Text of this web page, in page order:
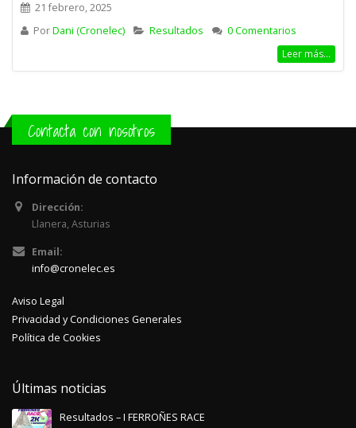
21 febrero, 2025
PorDani (Cronelec) Resultados
0 Comentarios
Leer más...
Contacta con nosotros
Información de contacto
Dirección:
Llanera, Asturias
Email:
info@cronelec.es
Aviso Legal
Privacidad y Condiciones Generales
Política de Cookies
Últimas noticias
Resultados – I FERROÑES RACE